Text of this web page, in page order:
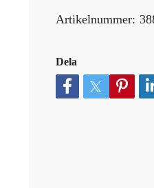
Artikelnummer:
Dela